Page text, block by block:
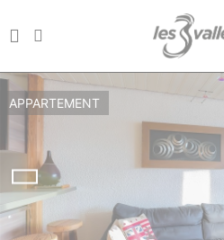
APPARTEMENT